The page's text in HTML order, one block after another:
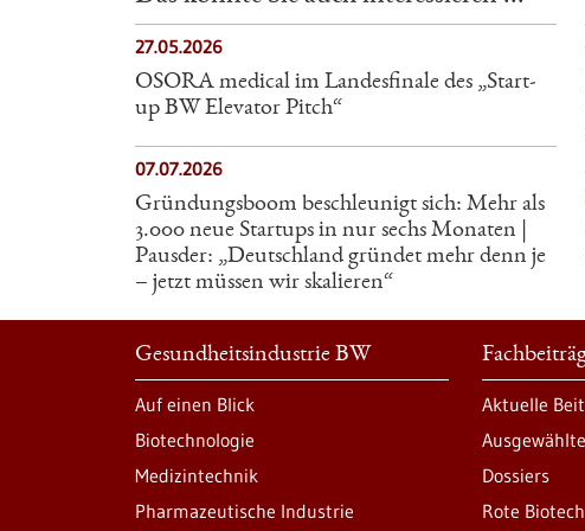
27.05.2026
OSORA medical im Landesfinale des „Start-
up BW Elevator Pitch“
07.07.2026
Gründungsboom beschleunigt sich: Mehr als
3.000 neue Startups in nur sechs Monaten |
Pausder: „Deutschland gründet mehr denn je
– jetzt müssen wir skalieren“
Gesundheitsindustrie BW
Auf einen Blick
Biotechnologie
Medizintechnik
Pharmazeutische Industrie
Aktuelle
Dossiers
Rote